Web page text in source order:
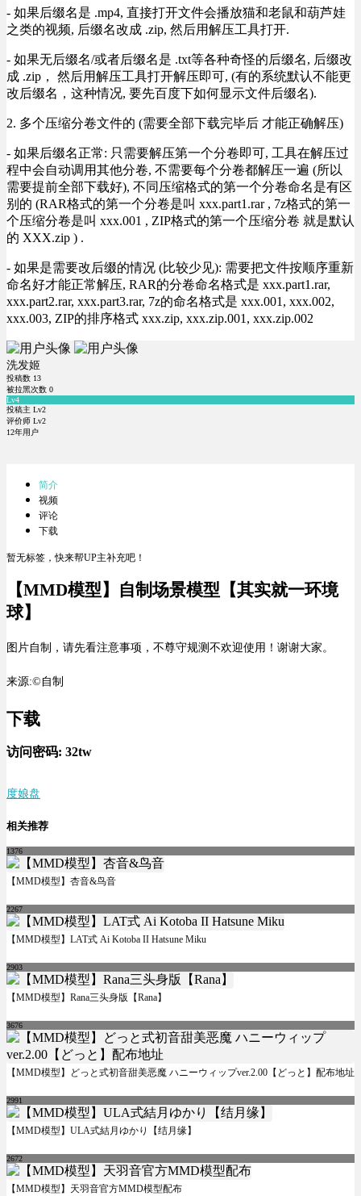
- 如果后缀名是 .mp4, 直接打开文件会播放猫和老鼠和葫芦娃
之类的视频, 后缀名改成 .zip, 然后用解压工具打开.
- 如果无后缀名/或者后缀名是 .txt等各种奇怪的后缀名, 后缀改
成 .zip， 然后用解压工具打开解压即可, (有的系统默认不能更
改后缀名，这种情况, 要先百度下如何显示文件后缀名).
2. 多个压缩分卷文件的 (需要全部下载完毕后 才能正确解压)
- 如果后缀名正常: 只需要解压第一个分卷即可, 工具在解压过
程中会自动调用其他分卷, 不需要每个分卷都解压一遍 (所以
需要提前全部下载好), 不同压缩格式的第一个分卷命名是有区
别的 (RAR格式的第一个分卷是叫 xxx.part1.rar , 7z格式的第一
个压缩分卷是叫 xxx.001 , ZIP格式的第一个压缩分卷 就是默认
的 XXX.zip ) .
- 如果是需要改后缀的情况 (比较少见): 需要把文件按顺序重新
命名好才能正常解压, RAR的分卷命名格式是 xxx.part1.rar,
xxx.part2.rar, xxx.part3.rar, 7z的命名格式是 xxx.001, xxx.002,
xxx.003, ZIP的排序格式 xxx.zip, xxx.zip.001, xxx.zip.002
洗发姬
投稿数 13
被拉黑次数 0
Lv4
投稿主 Lv2
评价师 Lv2
12年用户
简介
视频
评论
下载
暂无标签，快来帮UP主补充吧！
【MMD模型】自制场景模型【其实就一环境
球】
图片自制，请先看注意事项，不尊守规测不欢迎使用！谢谢大家。
来源:©自制
下载
访问密码: 32tw
度娘盘
相关推荐
1376
【MMD模型】杏音&鸟音
2267
【MMD模型】LAT式 Ai Kotoba II Hatsune Miku
2903
【MMD模型】Rana三头身版【Rana】
3676
【MMD模型】どっと式初音甜美恶魔 ハニーウィップver.2.00【どっと】配布地址
2991
【MMD模型】ULA式結月ゆかり【结月缘】
2672
【MMD模型】天羽音官方MMD模型配布